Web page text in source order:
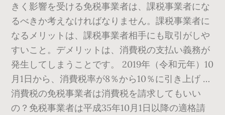
きく影響を受ける免税事業者は、課税事業者にな
るべきか考えなければなりません。課税事業者に
なるメリットは、課税事業者相手にも取引がしや
すいこと。デメリットは、消費税の支払い義務が
発生してしまうことです。 2019年（令和元年）10
月1日から、消費税率が8％から10％に引き上げ …
消費税の免税事業者は消費税を請求してもいい
の？免税事業者は平成35年10月1日以降の適格請